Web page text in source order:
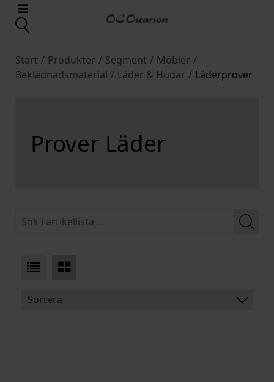
Start / Produkter / Segment / Möbler /
Beklädnadsmaterial / Läder & Hudar / Läderprover
Prover Läder
Sortera